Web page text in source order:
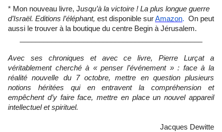
* Mon nouveau livre, Jusqu’à la victoire ! La plus longue guerre
d’Israël. Editions l’éléphant, est disponible surAmazon. On peut
aussi le trouver à la boutique du centre Begin à Jérusalem.
Avec ses chroniques et avec ce livre, Pierre Lurçat a
véritablement cherché à « penser l’événement » : face à la
réalité nouvelle du 7 octobre, mettre en question plusieurs
notions héritées qui en entravent la compréhension et
empêchent d’y faire face, mettre en place un nouvel appareil
intellectuel et spirituel.
Jacques Dewitte